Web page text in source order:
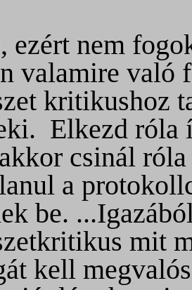
ezért nem
valamire való
kritikushoz
Elkezd róla
csinál
a
be.
mit
kell